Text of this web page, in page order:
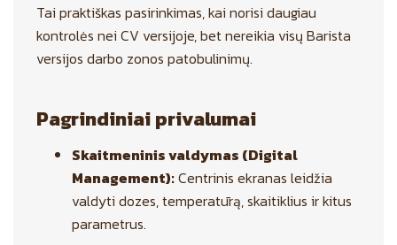
Tai praktiškas pasirinkimas, kai norisi daugiau
kontrolės nei CV versijoje, bet nereikia visų Barista
versijos darbo zonos patobulinimų.
Pagrindiniai privalumai
Skaitmeninis valdymas (Digital
Management):Centrinis ekranas leidžia
valdyti dozes, temperatūrą, skaitiklius ir kitus
parametrus.